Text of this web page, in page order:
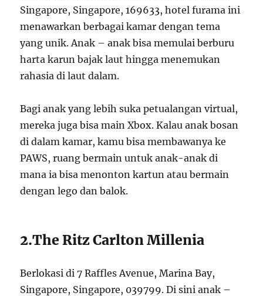
Singapore, Singapore, 169633, hotel furama ini
menawarkan berbagai kamar dengan tema
yang unik. Anak – anak bisa memulai berburu
harta karun bajak laut hingga menemukan
rahasia di laut dalam.
Bagi anak yang lebih suka petualangan virtual,
mereka juga bisa main Xbox. Kalau anak bosan
di dalam kamar, kamu bisa membawanya ke
PAWS, ruang bermain untuk anak-anak di
mana ia bisa menonton kartun atau bermain
dengan lego dan balok.
2.The Ritz Carlton Millenia
Berlokasi di 7 Raffles Avenue, Marina Bay,
Singapore, Singapore, 039799. Di sini anak –